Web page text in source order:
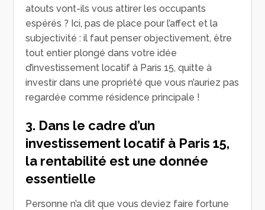
atouts vont-ils vous attirer les occupants
espérés ? Ici, pas de place pour l’affect et la
subjectivité : il faut penser objectivement, être
tout entier plongé dans votre idée
d’investissement locatif à Paris 15, quitte à
investir dans une propriété que vous n’auriez pas
regardée comme résidence principale !
3. Dans le cadre d’un
investissement locatif à Paris 15,
la rentabilité est une donnée
essentielle
Personne n’a dit que vous deviez faire fortune